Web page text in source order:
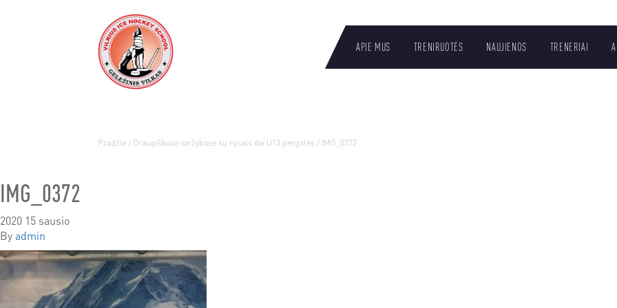
APIE MUS TRENIRUOTĖS NAUJIENOS TRENERIAI
Pradžia / Draugiškose varžybose su rusais dvi U13 pergalės / IMG_0372
IMG_0372
2020 15 sausio
Byadmin